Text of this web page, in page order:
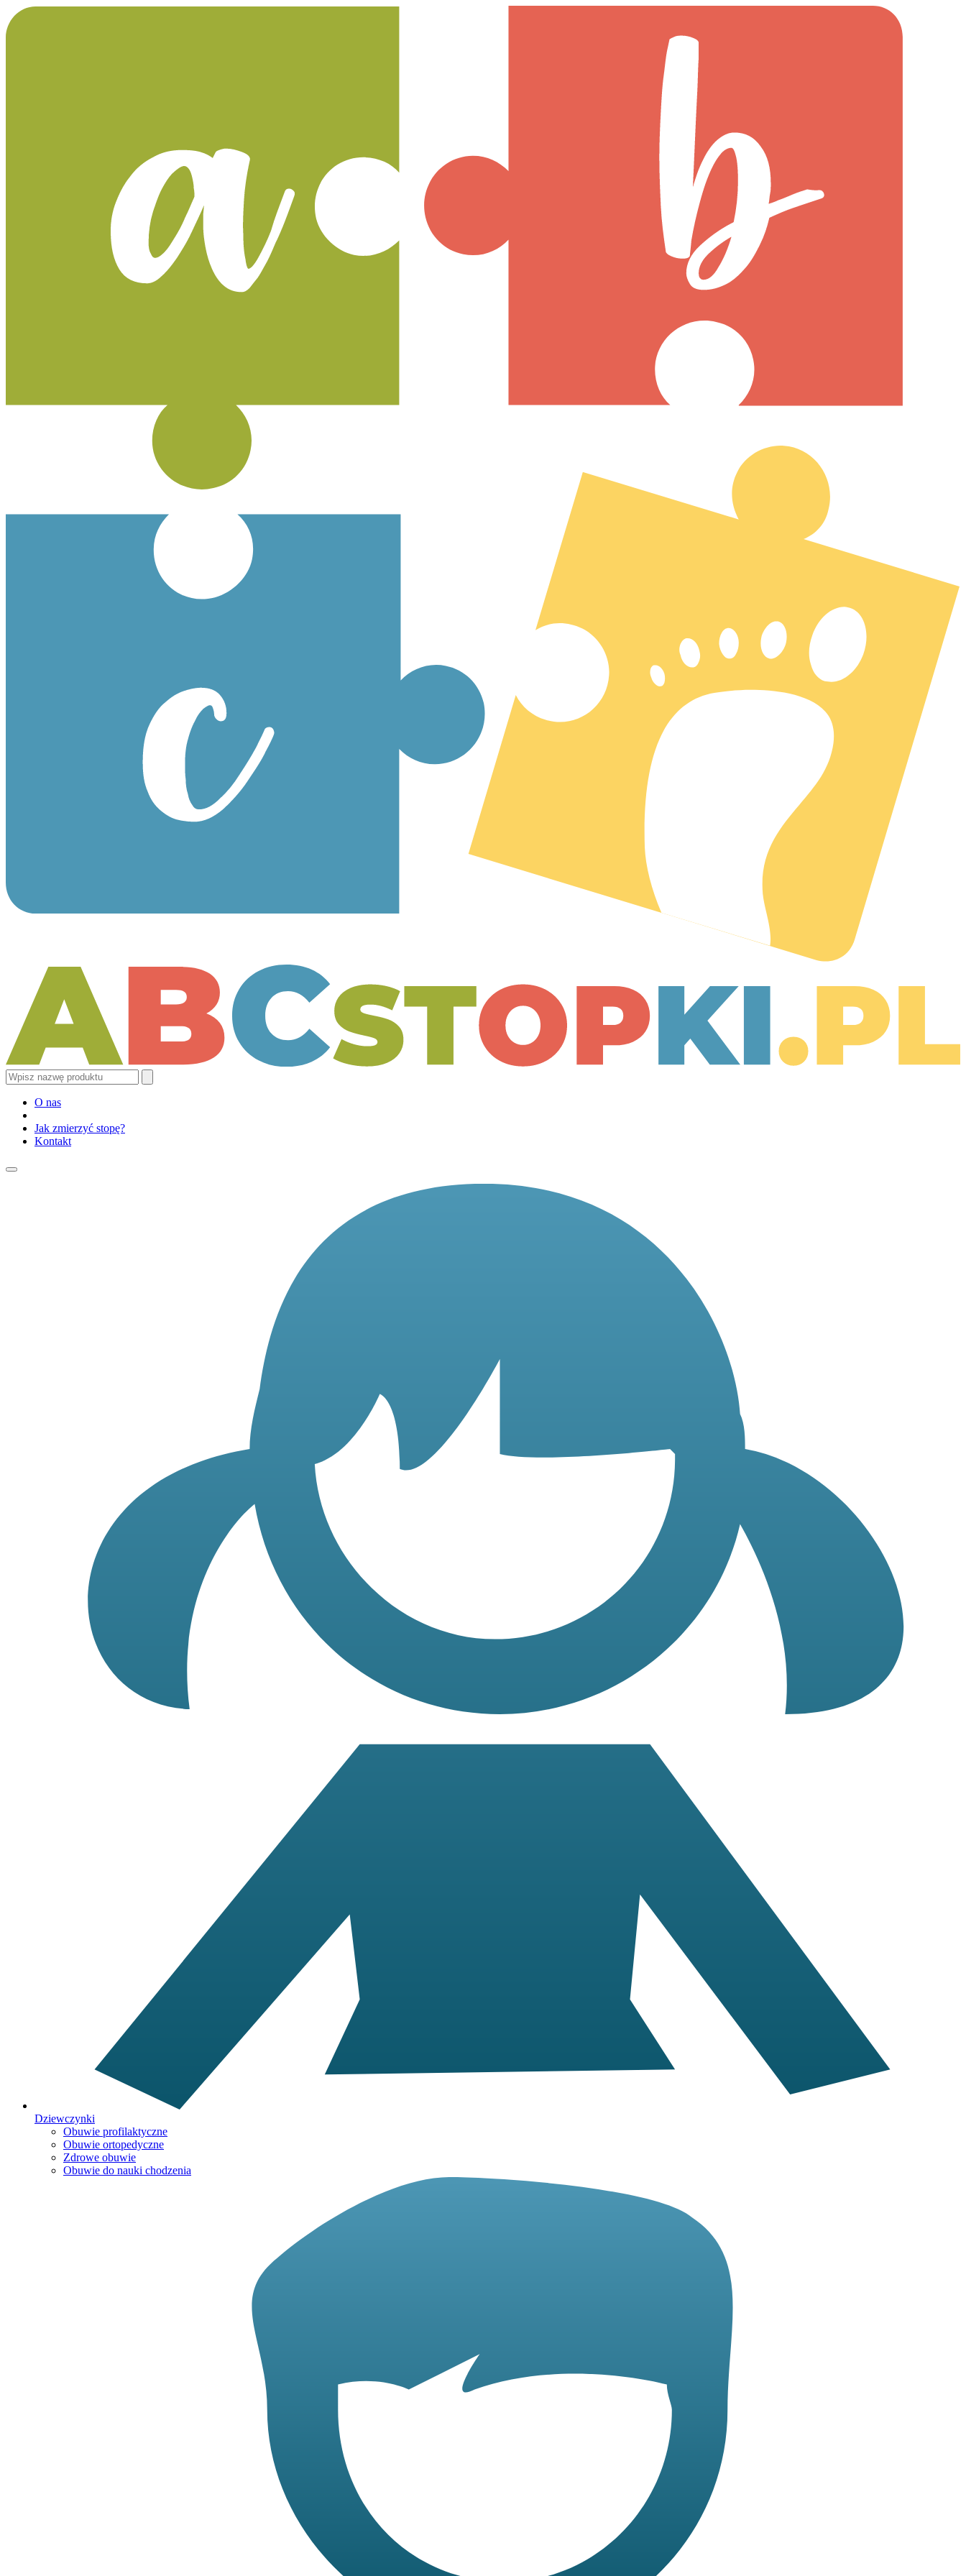
O nas
Jak zmierzyć stopę?
Kontakt
Dziewczynki
Obuwie profilaktyczne
Obuwie ortopedyczne
Zdrowe obuwie
Obuwie do nauki chodzenia